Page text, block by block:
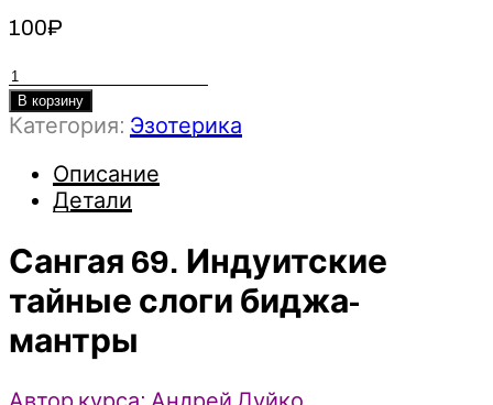
100₽
Количество
товара
Сангая
Индуитские
тайные
биджа-
мантры
Андрей
Дуйко
В корзину
Категория: Эзотерика
Описание
Детали
Сангая 69. Индуитские
тайные слоги биджа-
мантры